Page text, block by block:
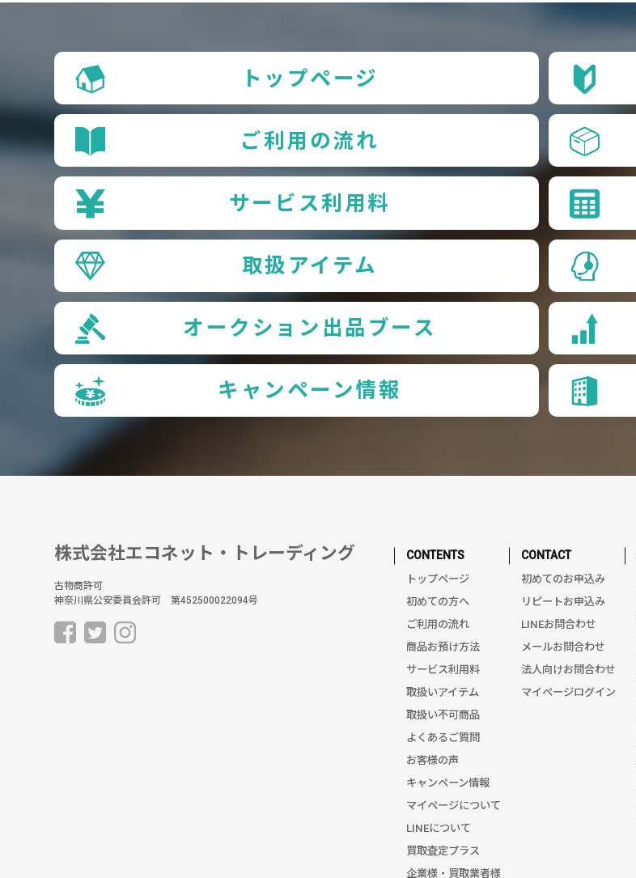
トップページ
ご利用の流れ
サービス利用料
取扱アイテム
オークション出品ブース
キャンペーン情報
株式会社エコネット・トレーディング
古物商許可
神奈川県公安委員会許可 第452500022094号
CONTENTS
トップページ
初めての方へ
ご利用の流れ
商品お預け方法
サービス利用料
取扱いアイテム
取扱い不可商品
よくあるご質問
お客様の声
キャンペーン情報
マイページについて
LINEについて
買取査定プラス
企業様・買取業者様
CONTACT
初めてのお申込み
リピートお申込み
LINEお問合わせ
メールお問合わせ
法人向けお問合わせ
マイページログイン